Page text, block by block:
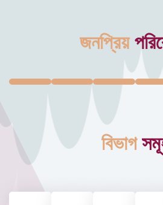
জনপ্রিয়
বিভাগ